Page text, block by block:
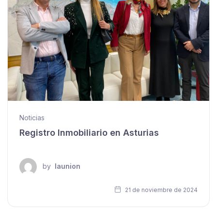
Noticias
Registro Inmobiliario en Asturias
by launion
21 de noviembre de 2024